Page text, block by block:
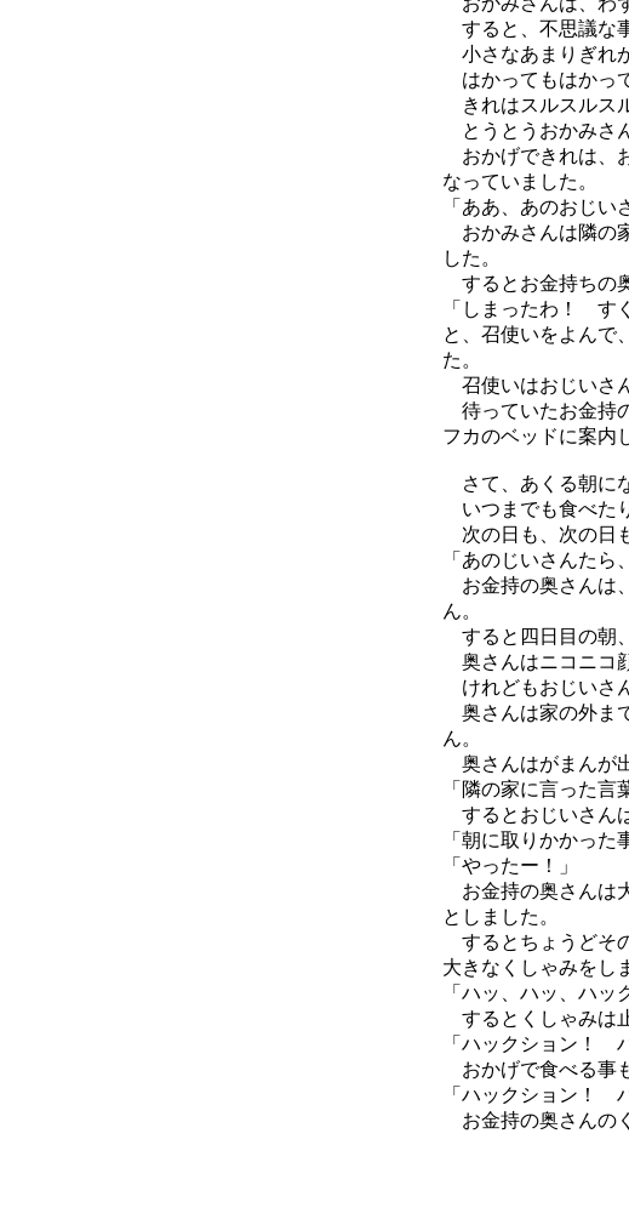
すると、不思議な
小さなあまりぎれ
はかってもはかっ
きれはスルスルス
とうとうおかみさ
おかげできれは、
なっていました。
「ああ、あのおじい
おかみさんは隣の
した。
するとお金持ちの
「しまったわ！ す
と、召使いをよんで
た。
召使いはおじいさ
待っていたお金持
フカのベッドに案内
さて、あくる朝に
いつまでも食べた
次の日も、次の日
「あのじいさんたら
お金持の奥さんは
ん。
すると四日目の朝
奥さんはニコニコ
けれどもおじいさ
奥さんは家の外ま
ん。
奥さんはがまんが
「隣の家に言った言
するとおじいさん
「朝に取りかかった
「やったー！」
お金持の奥さんは
としました。
するとちょうどそ
大きなくしゃみをし
「ハッ、ハッ、ハ
するとくしゃみは
「ハックション！
おかげで食べる事
「ハックション！
お金持の奥さんの